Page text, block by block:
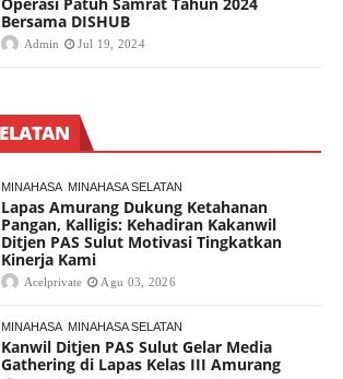
Bersama DISHUB
Admin Jul 19, 2024
MINAHASA MINAHASA SELATAN
Lapas Amurang Dukung Ketahanan
Pangan, Kalligis: Kehadiran Kakanwil
Ditjen PAS Sulut Motivasi Tingkatkan
Kinerja Kami
Acelprivate Agu 03, 2026
MINAHASA MINAHASA SELATAN
Kanwil Ditjen PAS Sulut Gelar Media
Gathering di Lapas Kelas III Amurang